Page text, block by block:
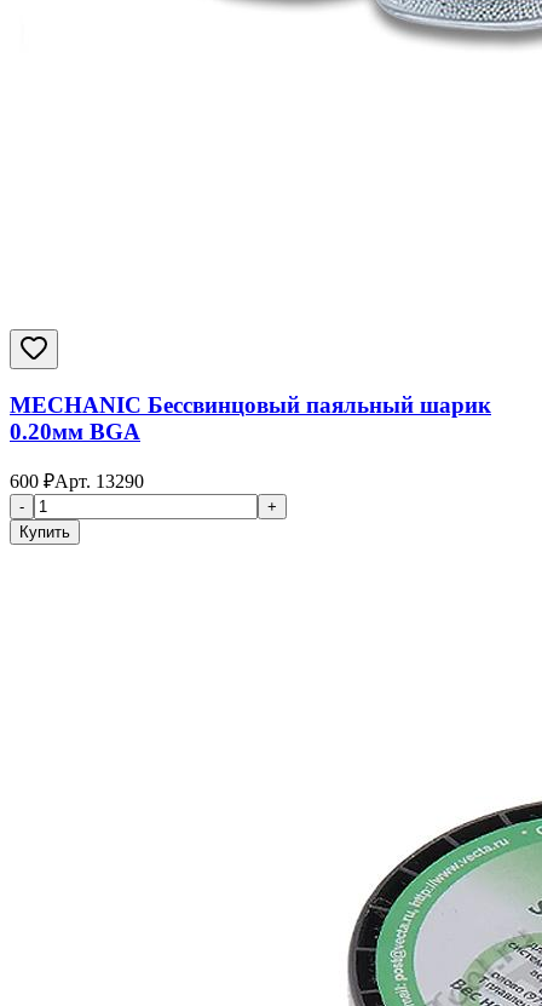
MECHANIC Бессвинцовый паяльный шарик
0.20мм BGA
600 ₽Арт. 13290
-
+
Купить